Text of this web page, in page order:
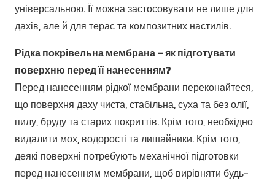
універсальною. Її можна застосовувати не лише для
дахів, але й для терас та композитних настилів.
Рідка покрівельна мембрана – як підготувати
поверхню перед її нанесенням?
Перед нанесенням рідкої мембрани переконайтеся,
що поверхня даху чиста, стабільна, суха та без олії,
пилу, бруду та старих покриттів. Крім того, необхідно
видалити мох, водорості та лишайники. Крім того,
деякі поверхні потребують механічної підготовки
перед нанесенням мембрани, щоб вирівняти будь-